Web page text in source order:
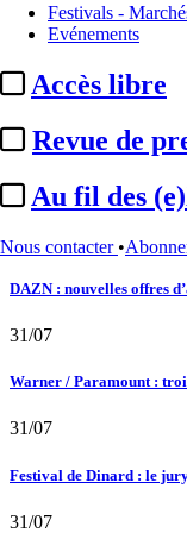
Festivals -
Evénements
Accès libre
Revue de
Au fil des
Nous contacter •
Au fil des (e)X (tweets) :
Satellifacts : pause d'été
02/08
"L'Odyssée" : à
01/08
DAZN : nouvelles offres
31/07
Warner / Paramount :
31/07
Festival de Dinard : le
31/07